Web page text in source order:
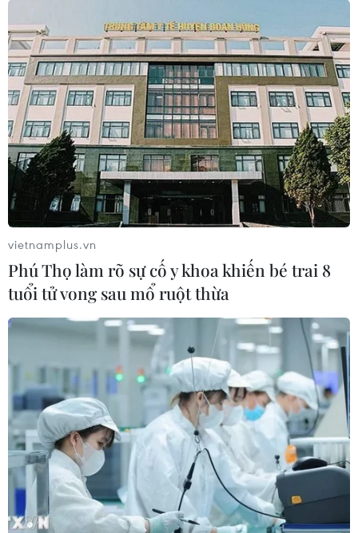
vietnamplus.vn
Phú Thọ làm rõ sự cố y khoa khiến bé trai 8
tuổi tử vong sau mổ ruột thừa